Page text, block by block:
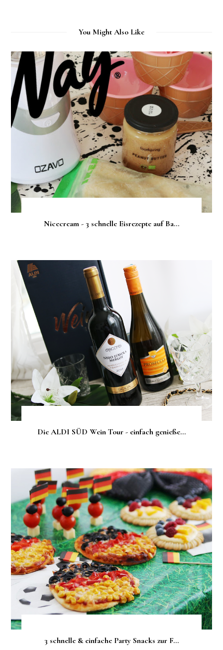
You Might Also Like
Nicecream - 3 schnelle Eisrezepte auf Ba...
Die ALDI SÜD Wein Tour - einfach genieße...
3 schnelle & einfache Party Snacks zur F...